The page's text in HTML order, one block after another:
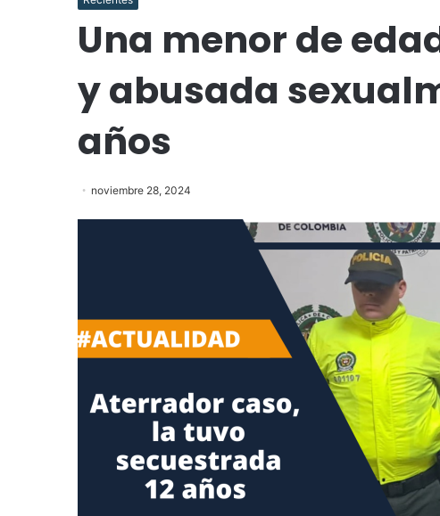
Una menor de
y abusada
años
noviembre 28, 2024